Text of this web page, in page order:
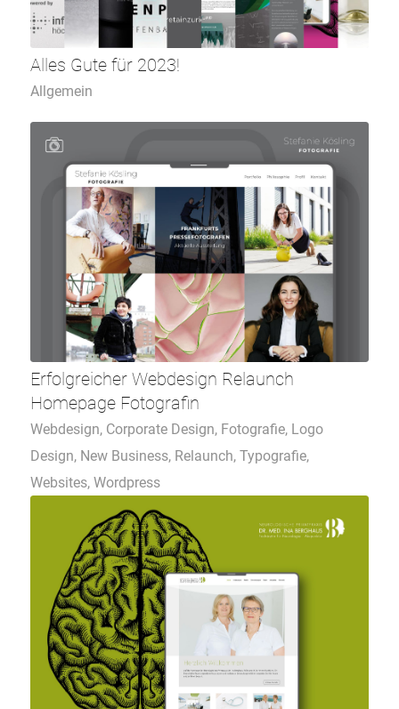
Alles Gute für 2023!
Allgemein
Erfolgreicher Webdesign Relaunch
Homepage Fotografin
Webdesign, Corporate Design, Fotografie, Logo
Design, New Business, Relaunch, Typografie,
Websites, Wordpress